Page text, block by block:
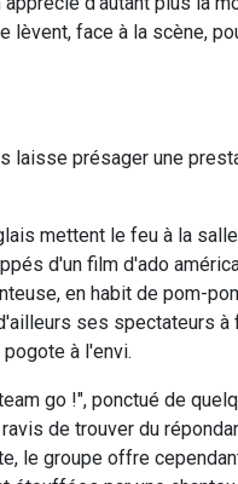
face à la scène,
laisse présager une
mettent le feu à la
d'un film d'ado
en habit de pom-
ses spectateurs à
à l'envi.
go !", ponctué de
de trouver du
le groupe offre